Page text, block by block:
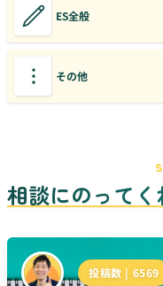
ES全般
その他
相談にのって
投稿数 | 6569